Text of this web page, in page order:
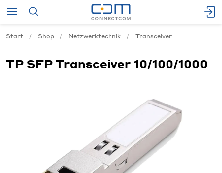
Start Shop Netzwerktechnik Transceiver
TP SFP Transceiver 10/100/1000